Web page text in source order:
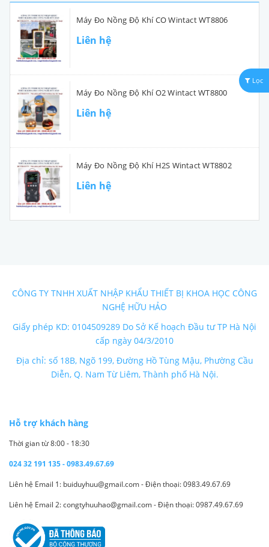
Máy Đo Nồng Độ Khí CO Wintact WT8806
Liên hệ
Máy Đo Nồng Độ Khí O2 Wintact WT8800
Liên hệ
Máy Đo Nồng Độ Khí H2S Wintact WT8802
Liên hệ
Lọc
CÔNG TY TNHH XUẤT NHẬP KHẨU THIẾT BỊ KHOA HỌC CÔNG
NGHỆ HỮU HẢO
Giấy phép KD: 0104509289 Do Sở Kế hoạch Đầu tư TP Hà Nội
cấp ngày 04/3/2010
Địa chỉ: số 18B, Ngõ 199, Đường Hồ Tùng Mậu, Phường Cầu
Diễn, Q. Nam Từ Liêm, Thành phố Hà Nội.
Hỗ trợ khách hàng
Thời gian từ 8:00 - 18:30
024 32 191 135 - 0983.49.67.69
Liên hệ Email 1: buiduyhuu@gmail.com - Điện thoại: 0983.49.67.69
Liên hệ Email 2: congtyhuuhao@gmail.com - Điện thoại: 0987.49.67.69